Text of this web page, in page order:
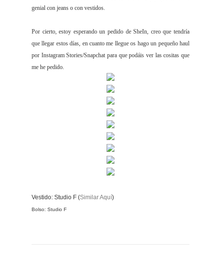
genial con jeans o con vestidos.
Por cierto, estoy esperando un pedido de SheIn, creo que tendría
que llegar estos días, en cuanto me llegue os hago un pequeño haul
por Instagram Stories/Snapchat para que podáis ver las cositas que
me he pedido.
Vestido: Studio F (Similar Aquí)
Bolso: Studio F